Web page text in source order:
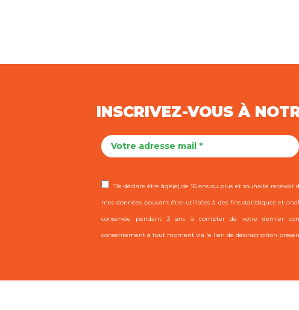
INSCRIVEZ-VOUS À
"Je déclare être âgé(e) de 16 ans ou plus et souhaite recevoir
mes données pouvant être utilisées à des fins statistiques et
conservée pendant 3 ans à compter de votre dernier
consentement à tout moment via le lien de désinscription